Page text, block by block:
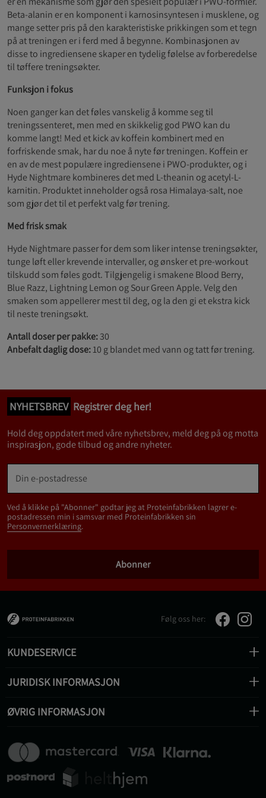
Beta-alanin er en komponent i karnosinsyntesen i musklene, og
mange setter pris på den karakteristiske prikkingen som et tegn
på at treningen er i ferd med å begynne. Kombinasjonen av
disse to ingrediensene skaper en tydelig følelse av forberedelse
til tøffere treningsøkter.
Funksjon i fokus
Noen ganger kan det føles vanskelig å komme seg til
treningssenteret, men med en skikkelig god PWO kan du
komme langt! Med et kick av koffein kombinert med en
forfriskende smak, har du noe å nyte før treningen. Koffein er
en av de mest populære ingrediensene i PWO-produkter, og i
Hyde Nightmare kombineres det med L-theanin og acetyl-L-
karnitin. Produktet inneholder også rosa Himalaya-salt, noe
som gjør det til et perfekt valg før trening.
Med frisk smak
Hyde Nightmare passer for dem som liker intense treningsøkter,
tunge løft eller krevende intervaller, og ønsker et pre-workout
tilskudd som føles godt. Tilgjengelig i smakene Blood Berry,
Blue Razz, Lightning Lemon og Sour Green Apple. Velg den
smaken som appellerer mest til deg, og la den gi et ekstra kick
til neste treningsøkt.
Antall doser per pakke:30
Anbefalt daglig dose:10 g blandet med vann og tatt før trening.
NYHETSBREV Registrer deg her!
Hold deg oppdatert med våre nyhetsbrev, meld deg på og motta
inspirasjon, gode tilbud og andre nyheter.
Ved å klikke på "Abonner" godtar jeg at Proteinfabrikken lagrer e-
postadressen min i samsvar med Proteinfabrikken sin
Personvernerklæring.
Abonner
Følg oss her:
KUNDESERVICE
JURIDISK INFORMASJON
ØVRIG INFORMASJON